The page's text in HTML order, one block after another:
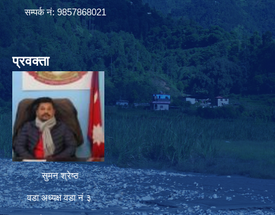
सम्पर्क नं: 9857868021
प्रवक्ता
सुमन श्रेष्ठ
वडा अध्यक्ष वडा नं ३